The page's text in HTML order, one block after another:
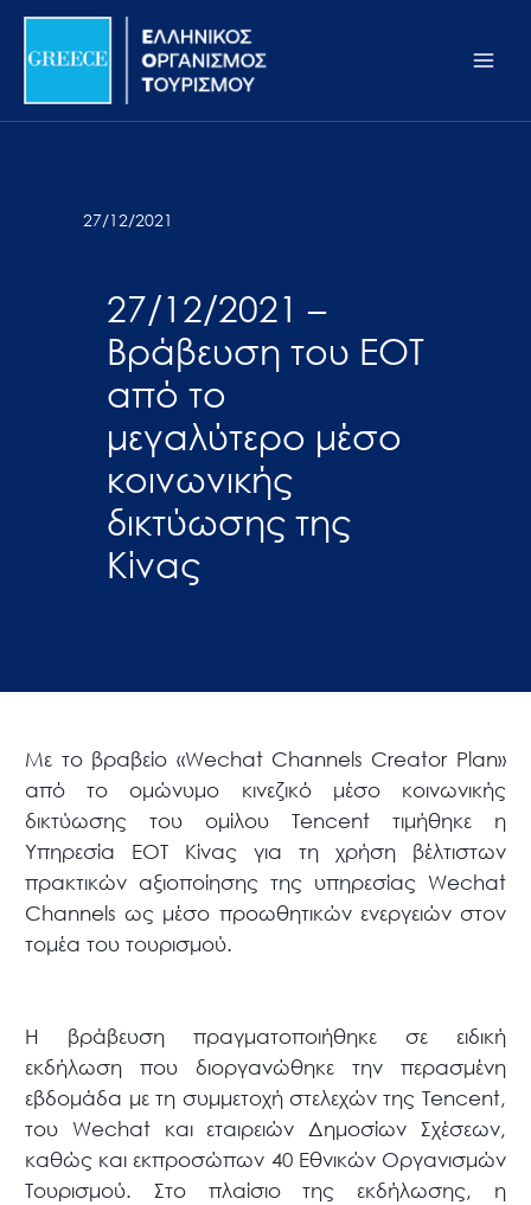
Σημείωση:
ιστότοπος
προσβασιμότητας.
Μετάβαση
περιεχόμενο
27/12/2021
27/12/2021 –
Βράβευση του ΕΟΤ
από το
μεγαλύτερο μέσο
κοινωνικής
δικτύωσης της
Κίνας
Με το βραβείο «Wechat Channels Creator Plan»
από το ομώνυμο κινεζικό μέσο κοινωνικής
δικτύωσης του ομίλου Tencent τιμήθηκε η
Υπηρεσία ΕΟΤ Κίνας για τη χρήση βέλτιστων
πρακτικών αξιοποίησης της υπηρεσίας Wechat
Channels ως μέσο προωθητικών ενεργειών στον
τομέα του τουρισμού.
Η βράβευση πραγματοποιήθηκε σε ειδική
εκδήλωση που διοργανώθηκε την περασμένη
εβδομάδα με τη συμμετοχή στελεχών της Tencent,
του Wechat και εταιρειών Δημοσίων Σχέσεων,
καθώς και εκπροσώπων 40 Εθνικών Οργανισμών
Τουρισμού. Στο πλαίσιο της εκδήλωσης, η